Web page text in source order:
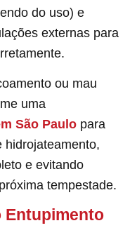
do uso) e
externas para
ou mau
uma
São Paulo para
hidrojateamento,
e evitando
tempestade.
Entupimento